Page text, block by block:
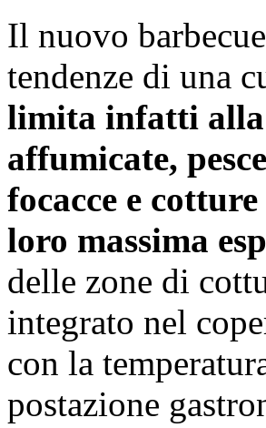
Il nuovo
tendenze di una
limita infatti alla
affumicate,
focacce e
loro massima
delle zone di
integrato nel
con la
postazione